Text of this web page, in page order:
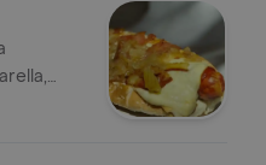
casa y